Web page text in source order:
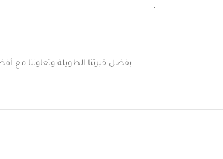
بفضل خبرتنا الطويلة وتعاوننا مع